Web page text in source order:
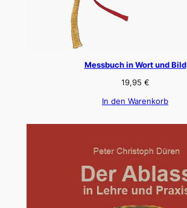
Messbuch in Wort und Bild
19,95 €
In den Warenkorb